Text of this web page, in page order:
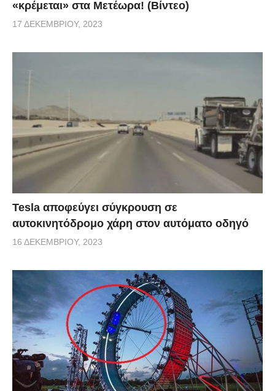
«κρέμεται» στα Μετέωρα! (Βίντεο)
17 ΔΕΚΕΜΒΡΊΟΥ, 2023
Tesla αποφεύγει σύγκρουση σε
αυτοκινητόδρομο χάρη στον αυτόματο οδηγό
16 ΔΕΚΕΜΒΡΊΟΥ, 2023